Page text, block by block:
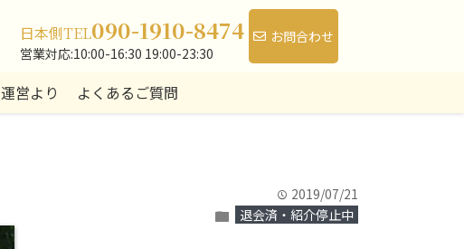
日本側TEL090-1910-8474
営業対応:10:00-16:30 19:00-23:30
お問合わせ
運営より よくあるご質問
time 2019/07/21
folder 退会済・紹介停止中